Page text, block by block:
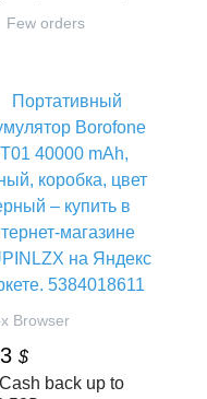
в интернет-магазине
Few orders
Browser
$
back up to